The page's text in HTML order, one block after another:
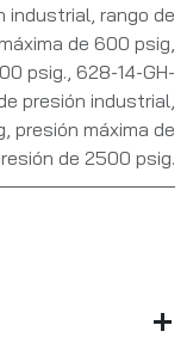
industrial, rango de
de 600 psig,
psig. 628-14-GH-
presión industrial,
presión máxima de
de 2500 psig.